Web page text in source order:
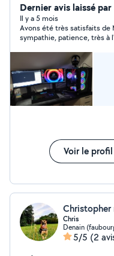
etc...
Dernier avis laissé
Il y a 5 mois
Avons été très satisfaits
sympathie, patience, très à
Voir le profil
Christopher
Chris
Denain
5/5 (2